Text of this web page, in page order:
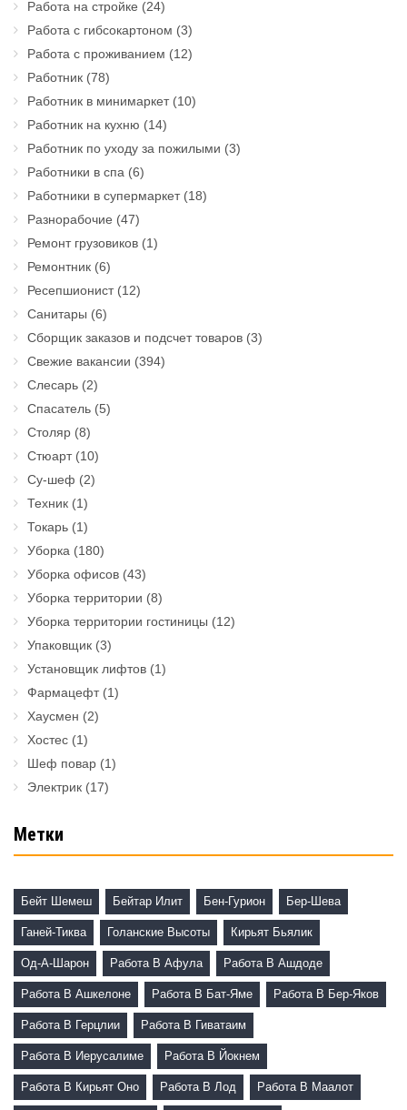
Работа на стройке (24)
Работа с гибсокартоном (3)
Работа с проживанием (12)
Работник (78)
Работник в минимаркет(10)
Работник на кухню (14)
Работник по уходу за пожилыми (3)
Работники в спа (6)
Работники в супермаркет(18)
Разнорабочие (47)
Ремонт грузовиков (1)
Ремонтник (6)
Ресепшионист(12)
Санитары (6)
Сборщик заказов и подсчет товаров (3)
Свежие вакансии (394)
Слесарь (2)
Спасатель (5)
Столяр (8)
Стюарт(10)
Су-шеф (2)
Техник (1)
Токарь (1)
Уборка (180)
Уборка офисов (43)
Уборка территории (8)
Уборка территории гостиницы (12)
Упаковщик (3)
Установщик лифтов (1)
Фармацефт(1)
Хаусмен (2)
Хостес (1)
Шеф повар (1)
Электрик (17)
Метки
Бейт Шемеш Бейтар Илит Бен-Гурион Бер-Шева
Ганей-Тиква Голанские Высоты Кирьят Бьялик
Од-А-Шарон Работа В Афула Работа В Ашдоде
Работа В Ашкелоне Работа В Бат-Яме Работа В Бер-Яков
Работа В Герцлии Работа В Гиватаим
Работа В Иерусалиме Работа В Йокнем
Работа В Кирьят Оно Работа В Лод Работа В Маалот